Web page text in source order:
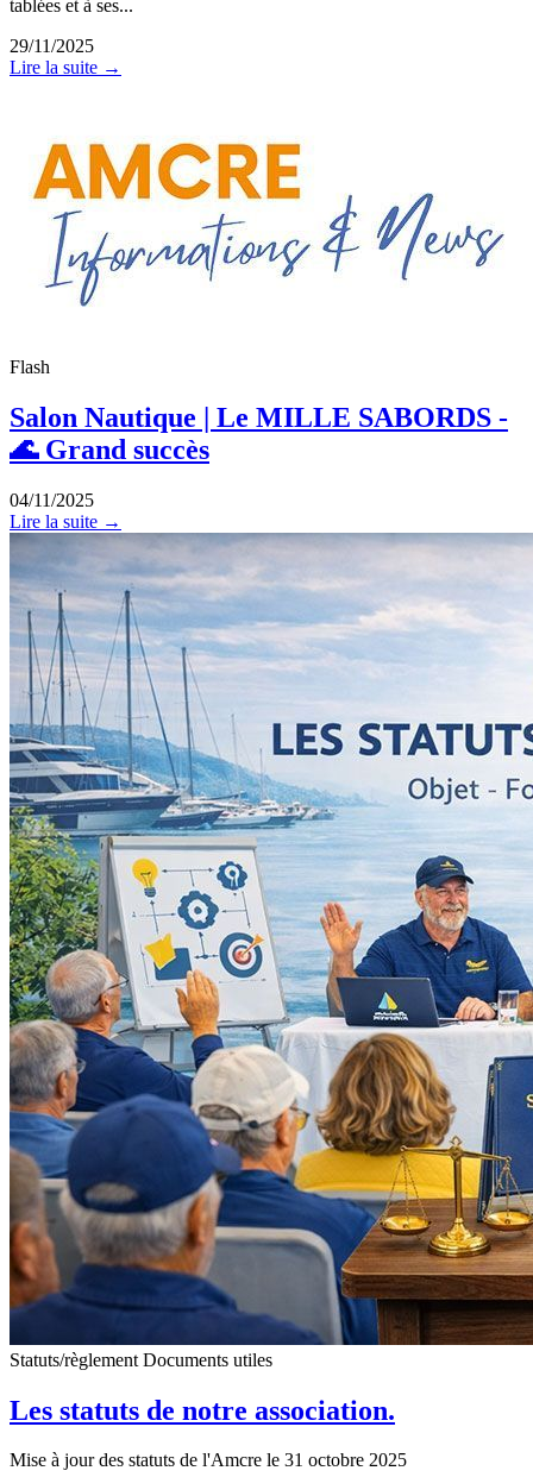
tablées et à ses...
29/11/2025
Lire la suite →
Flash
Salon Nautique | Le MILLE SABORDS -
🌊 Grand succès
04/11/2025
Lire la suite →
Statuts/règlement Documents utiles
Les statuts de notre association.
Mise à jour des statuts de l'Amcre le 31 octobre 2025